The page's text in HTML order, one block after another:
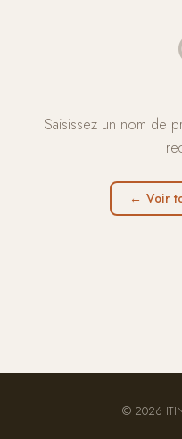
Saisissez un nom de
← Voir
© 2026